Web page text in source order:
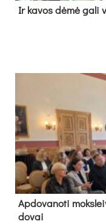
Ir ka­vos dė­mė ga­li
Ap­do­va­no­ti
do­vai